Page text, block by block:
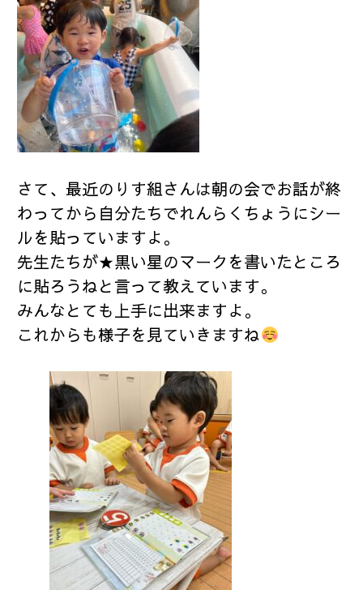
さて、最近のりす組さんは朝の会でお話が終
わってから自分たちでれんらくちょうにシー
ルを貼っていますよ。
先生たちが★黒い星のマークを書いたところ
に貼ろうねと言って教えています。
みんなとても上手に出来ますよ。
これからも様子を見ていきますね